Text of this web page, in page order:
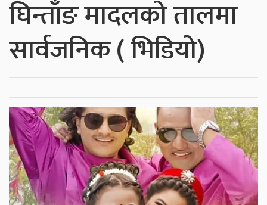
घिन्ताँङ मादलको तालमा
सार्वजनिक ( भिडियो)